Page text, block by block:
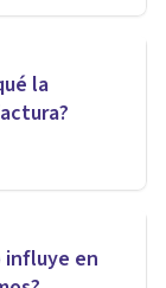
la
influye en